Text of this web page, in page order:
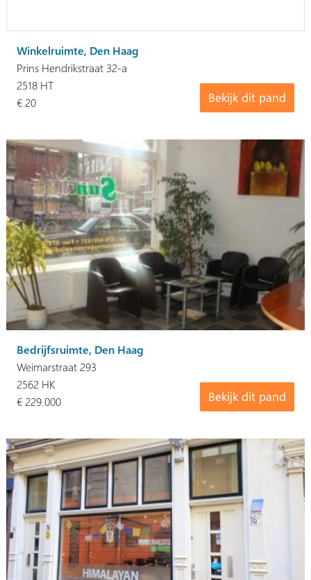
Winkelruimte, Den Haag
Prins Hendrikstraat 32-a
Bekijk dit pand
2518 HT
€ 20
Bedrijfsruimte, Den Haag
Weimarstraat 293
Bekijk dit pand
2562 HK
€ 229.000